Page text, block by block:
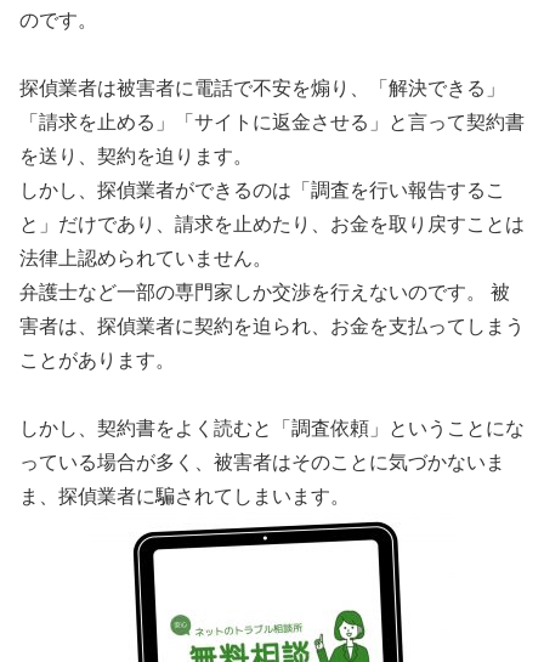
のです。
探偵業者は被害者に電話で不安を煽り、「解決できる」
「請求を止める」「サイトに返金させる」と言って契約書
を送り、契約を迫ります。
しかし、探偵業者ができるのは「調査を行い報告するこ
と」だけであり、請求を止めたり、お金を取り戻すことは
法律上認められていません。
弁護士など一部の専門家しか交渉を行えないのです。 被
害者は、探偵業者に契約を迫られ、お金を支払ってしまう
ことがあります。
しかし、契約書をよく読むと「調査依頼」ということにな
っている場合が多く、被害者はそのことに気づかないま
ま、探偵業者に騙されてしまいます。